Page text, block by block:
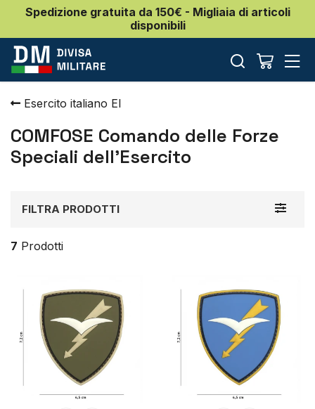
Spedizione gratuita da 150€ - Migliaia di articoli
disponibili
Esercito italiano EI
COMFOSE Comando delle Forze
Speciali dell'Esercito
Toggle
FILTRA PRODOTTI
7 Prodotti